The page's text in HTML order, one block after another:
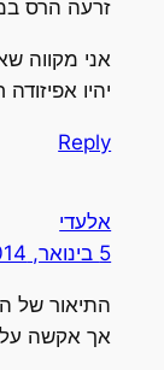
זרעה הרס
אני מקווה
יהיו
Reply
אלעדי
התיאור של
אך אקשה